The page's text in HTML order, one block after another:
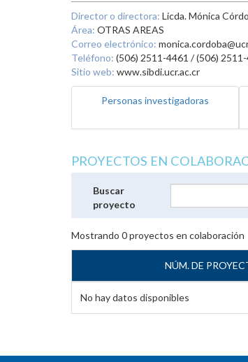
Director o directora: Licda. Mónica
Área: OTRAS AREAS
Correo electrónico:
Teléfono: (506) 2511-4461 / (506)
Sitio web: www.sibdi.ucr.ac.cr
Personas investigadoras
PROYECTOS EN
Buscar
proyecto
Mostrando 0proyectos en colaboración
NÚM. DE
No hay datos disponibles